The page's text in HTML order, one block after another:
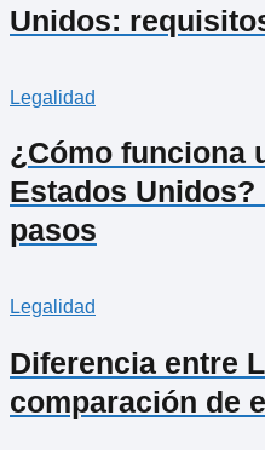
Unidos:
Legalidad
¿Cómo funciona
Estados
pasos
Legalidad
Diferencia entre
comparación de